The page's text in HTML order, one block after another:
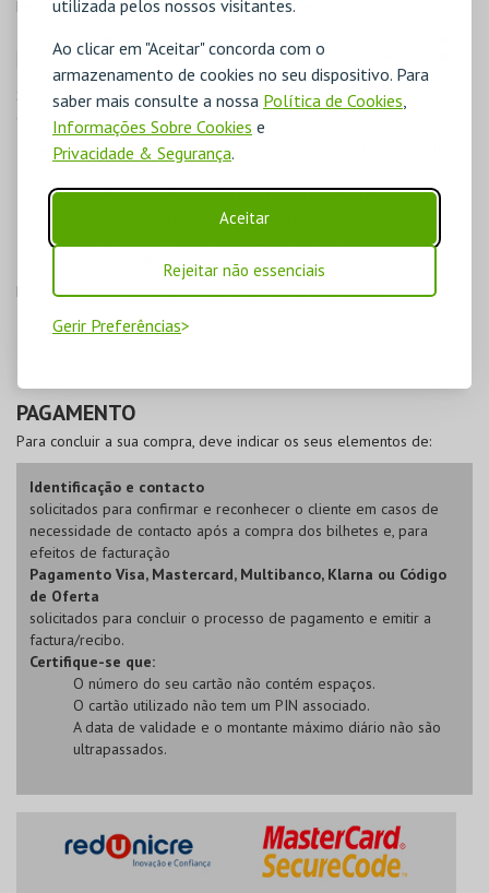
utilizada pelos nossos visitantes.
Ao clicar em "Aceitar" concorda com o
armazenamento de cookies no seu dispositivo. Para
saber mais consulte a nossa Política de Cookies
Informações Sobre Cookies e
Privacidade & Segurança.
Aceitar
Rejeitar não essenciais
Gerir Preferências
Por defeito, é assinalado o tipo de bilhete Inteiro.
Se pretendecomprar com desconto, trocar vouchers ou passes
Desconto- Escolher o desconto correspondente para cada
Cartão/Voucher/Passe- Escolher o cartão/voucher/passe para
cada bilhete, carregar no botão para aplicar as alterações e
PressioneSeguintepara avançar para o próximo passo.
PAGAMENTO
Para concluir a sua compra, deve indicar os seus elementos de:
Identificação e contacto
solicitados para confirmar e reconhecer o cliente em casos de
necessidade de contacto após a compra dos bilhetes e, para
efeitos de facturação
Pagamento Visa, Mastercard, Multibanco, Klarna ou Código
de Oferta
solicitados para concluir o processo de pagamento e emitir a
factura/recibo.
Certifique-se que:
O número do seu cartão não contém espaços.
O cartão utilizado não tem um PIN associado.
A data de validade e o montante máximo diário não são
ultrapassados.